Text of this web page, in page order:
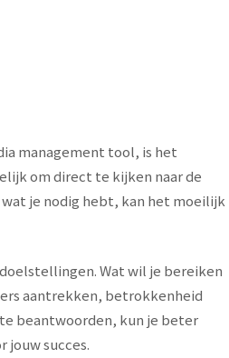
management tool, is het
om direct te kijken naar de
je nodig hebt, kan het moeilijk
Wat wil je bereiken
aantrekken, betrokkenheid
beantwoorden, kun je beter
jouw succes.